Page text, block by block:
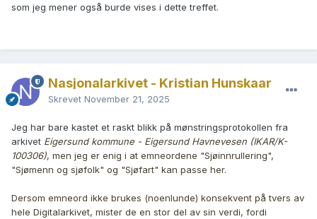
som jeg mener også burde vises i dette treffet.
Nasjonalarkivet - Kristian Hunskaar
Skrevet November 21, 2025
Jeg har bare kastet et raskt blikk på mønstringsprotokollen fra
arkivet Eigersund kommune - Eigersund Havnevesen (IKAR/K-
100306), men jeg er enig i at emneordene "Sjøinnrullering",
"Sjømenn og sjøfolk" og "Sjøfart" kan passe her.
Dersom emneord ikke brukes (noenlunde) konsekvent på tvers av
hele Digitalarkivet, mister de en stor del av sin verdi, fordi